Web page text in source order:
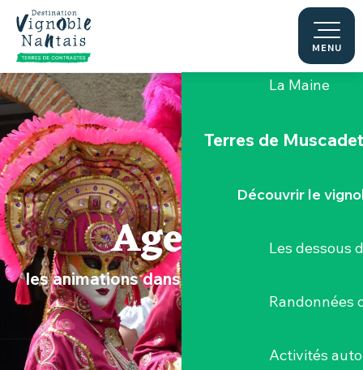
Aller
contenu
principal
MENU
Le "Porte-
La Maine
Terres de Muscadet
Découvrir le
Les dessous
Randonnées
Activités
Agenda
les animations dans le Vignoble Nantais